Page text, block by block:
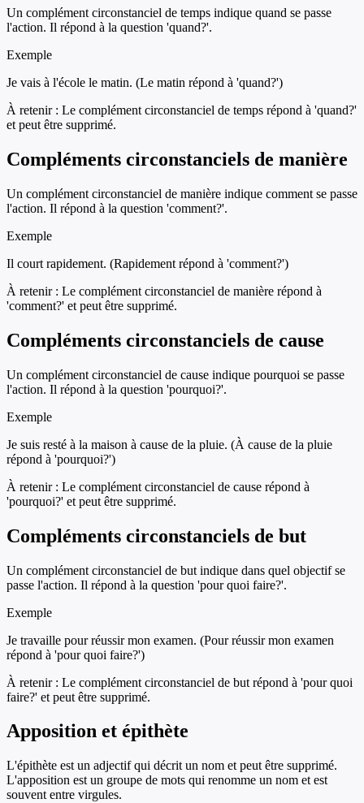
Un complément circonstanciel de temps indique quand se passe
l'action. Il répond à la question 'quand?'.
Exemple
Je vais à l'école le matin. (Le matin répond à 'quand?')
À retenir : Le complément circonstanciel de temps répond à 'quand?'
et peut être supprimé.
Compléments circonstanciels de manière
Un complément circonstanciel de manière indique comment se passe
l'action. Il répond à la question 'comment?'.
Exemple
Il court rapidement. (Rapidement répond à 'comment?')
À retenir : Le complément circonstanciel de manière répond à
'comment?' et peut être supprimé.
Compléments circonstanciels de cause
Un complément circonstanciel de cause indique pourquoi se passe
l'action. Il répond à la question 'pourquoi?'.
Exemple
Je suis resté à la maison à cause de la pluie. (À cause de la pluie
répond à 'pourquoi?')
À retenir : Le complément circonstanciel de cause répond à
'pourquoi?' et peut être supprimé.
Compléments circonstanciels de but
Un complément circonstanciel de but indique dans quel objectif se
passe l'action. Il répond à la question 'pour quoi faire?'.
Exemple
Je travaille pour réussir mon examen. (Pour réussir mon examen
répond à 'pour quoi faire?')
À retenir : Le complément circonstanciel de but répond à 'pour quoi
faire?' et peut être supprimé.
Apposition et épithète
L'épithète est un adjectif qui décrit un nom et peut être supprimé.
L'apposition est un groupe de mots qui renomme un nom et est
souvent entre virgules.